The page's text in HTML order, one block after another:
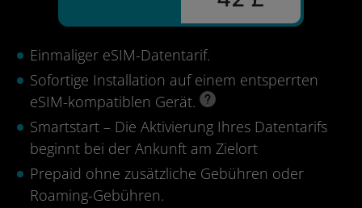
Einmaliger eSIM-Datentarif.
Sofortige Installation auf einem entsperrten
eSIM-kompatiblen Gerät.
Smartstart – Die Aktivierung Ihres Datentarifs
beginnt bei der Ankunft am Zielort
Prepaid ohne zusätzliche Gebühren oder
Roaming-Gebühren.